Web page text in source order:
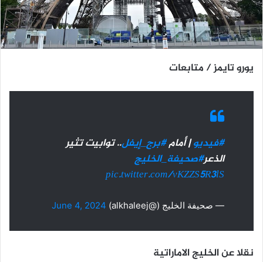
يورو تايمز / متابعات
#فيديو| أمام#برج_إيفل.. توابيت تثير
الذعر#صحيفة_الخليج
pic.twitter.com/vKZZS5R3lS
— صحيفة الخليج (@alkhaleej) June 4, 2024
نقلا عن الخليج الاماراتية